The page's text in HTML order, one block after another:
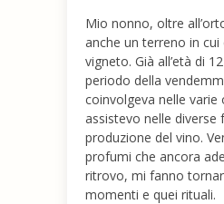
Mio nonno, oltre
anche un terreno in cui
vigneto. Già all’età di
periodo della
coinvolgeva nelle varie
assistevo nelle diverse
produzione del vino.
profumi che ancora
ritrovo, mi fanno
momenti e quei rituali.